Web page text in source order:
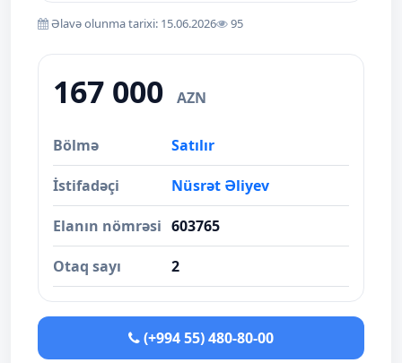
Əlavə olunma tarixi: 15.06.2026 95
167 000 AZN
Bölmə Satılır
İstifadəçi Nüsrət Əliyev
Elanın nömrəsi 603765
Otaq sayı 2
(+994 55) 480-80-00